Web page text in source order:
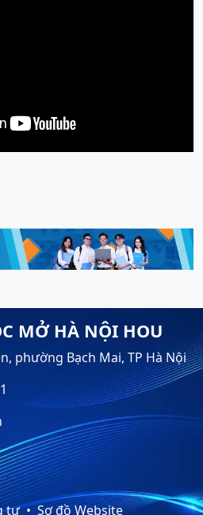
MỞ HÀ NỘI HOU
phường Bạch Mai, TP Hà Nội
tư Sơ đồ Website